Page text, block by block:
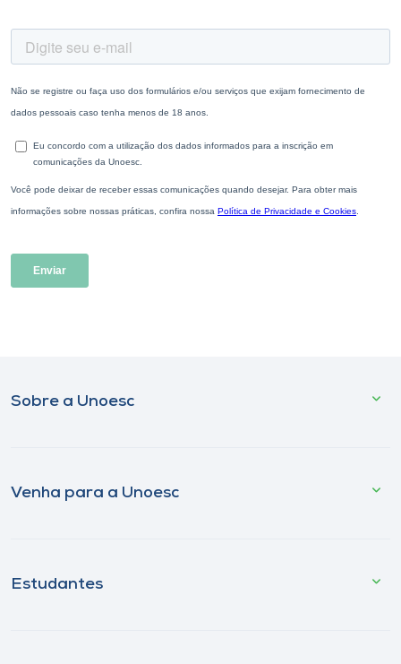
Sobre a Unoesc
Venha para a Unoesc
Estudantes